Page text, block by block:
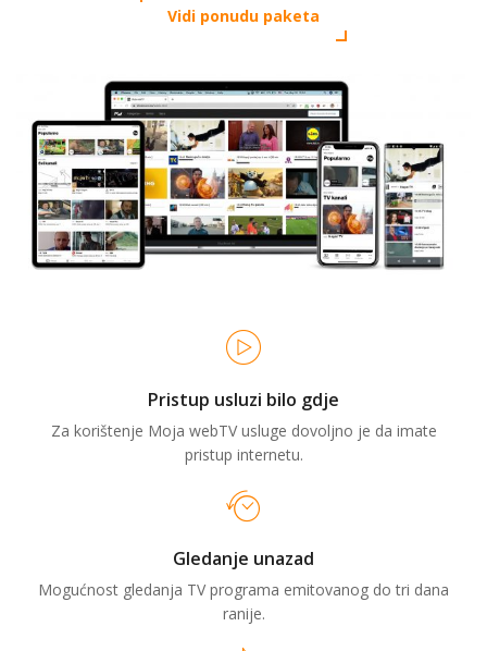
Vidi ponudu paketa
Pristup usluzi bilo gdje
Za korištenje Moja webTV usluge dovoljno je da imate
pristup internetu.
Gledanje unazad
Mogućnost gledanja TV programa emitovanog do tri dana
ranije.